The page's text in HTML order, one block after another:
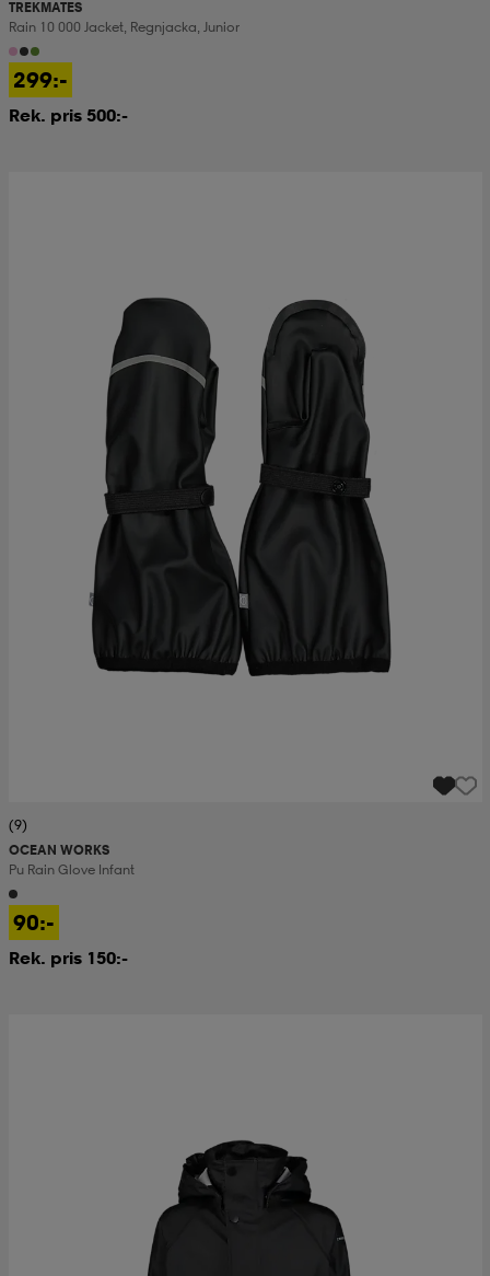
TREKMATES
Rain 10 000 Jacket, Regnjacka, Junior
299:-
Rek. pris 500:-
(9)
OCEAN WORKS
Pu Rain Glove Infant
90:-
Rek. pris 150:-